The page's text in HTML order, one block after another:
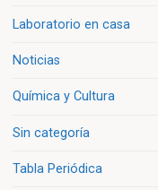
Laboratorio en casa
Noticias
Química y Cultura
Sin categoría
Tabla Periódica